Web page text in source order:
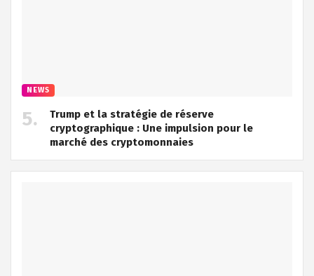
NEWS
Trump et la stratégie de réserve
cryptographique : Une impulsion pour le
marché des cryptomonnaies